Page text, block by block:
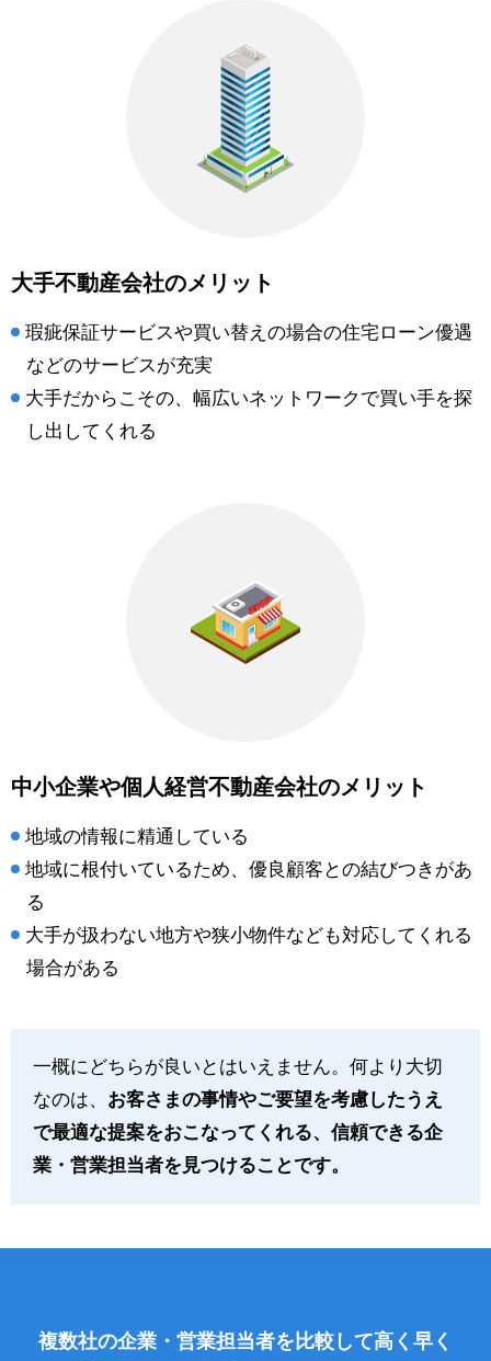
大手不動産会社のメリット
瑕疵保証サービスや買い替えの場合の住宅ローン優遇
などのサービスが充実
大手だからこその、幅広いネットワークで買い手を探
し出してくれる
中小企業や個人経営不動産会社のメリット
地域の情報に精通している
地域に根付いているため、優良顧客との結びつきがあ
る
大手が扱わない地方や狭小物件なども対応してくれる
場合がある
一概にどちらが良いとはいえません。何より大切
なのは、 お客さまの事情やご要望を考慮したうえ
で最適な提案をおこなってくれる、信頼できる企
業・営業担当者を見つけることです。
複数社の企業・営業担当者を比較して高く早く